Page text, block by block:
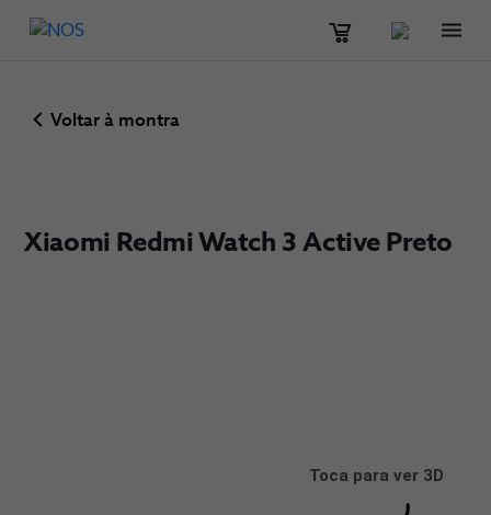
Voltar à montra
Xiaomi Redmi Watch 3 Active Preto
Toca para ver 3D